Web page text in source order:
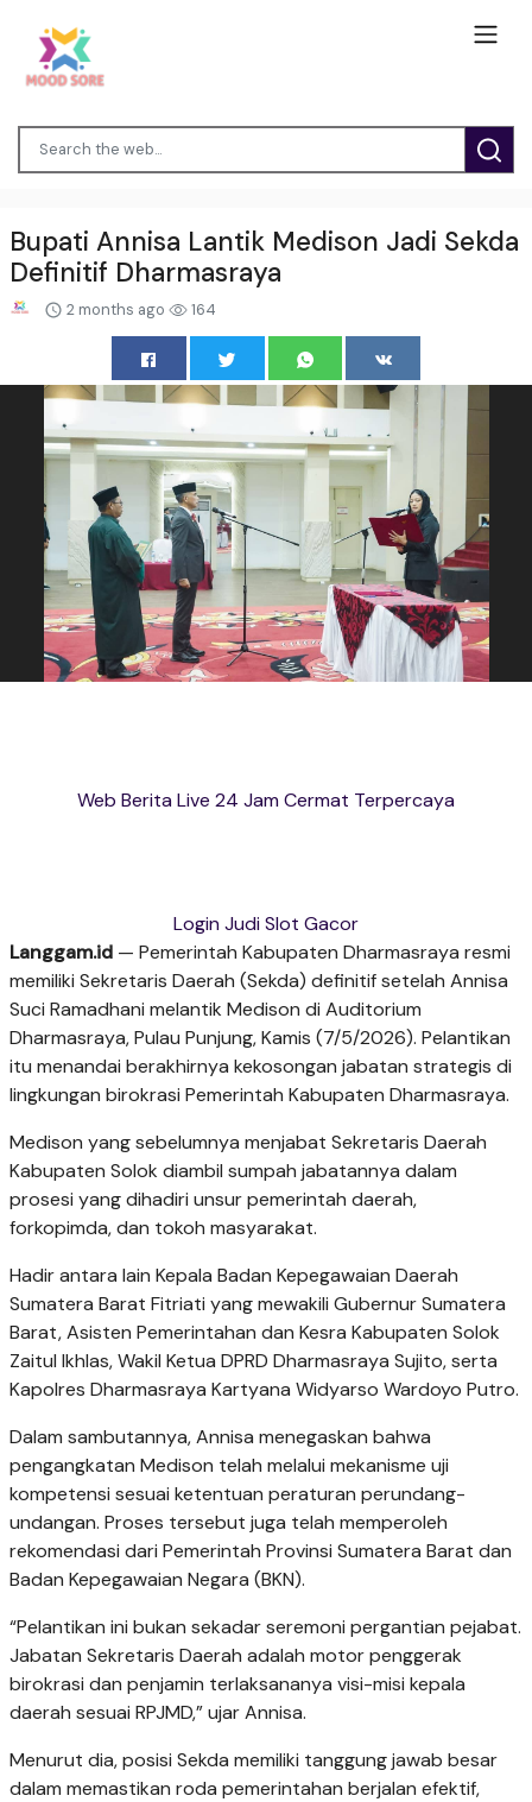
Bupati Annisa Lantik Medison Jadi Sekda
Definitif Dharmasraya
2 months ago 164
Web Berita Live 24 Jam Cermat Terpercaya
Login Judi Slot Gacor
Langgam.id — Pemerintah Kabupaten Dharmasraya resmi
memiliki Sekretaris Daerah (Sekda) definitif setelah Annisa
Suci Ramadhani melantik Medison di Auditorium
Dharmasraya, Pulau Punjung, Kamis (7/5/2026). Pelantikan
itu menandai berakhirnya kekosongan jabatan strategis di
lingkungan birokrasi Pemerintah Kabupaten Dharmasraya.
Medison yang sebelumnya menjabat Sekretaris Daerah
Kabupaten Solok diambil sumpah jabatannya dalam
prosesi yang dihadiri unsur pemerintah daerah,
forkopimda, dan tokoh masyarakat.
Hadir antara lain Kepala Badan Kepegawaian Daerah
Sumatera Barat Fitriati yang mewakili Gubernur Sumatera
Barat, Asisten Pemerintahan dan Kesra Kabupaten Solok
Zaitul Ikhlas, Wakil Ketua DPRD Dharmasraya Sujito, serta
Kapolres Dharmasraya Kartyana Widyarso Wardoyo Putro.
Dalam sambutannya, Annisa menegaskan bahwa
pengangkatan Medison telah melalui mekanisme uji
kompetensi sesuai ketentuan peraturan perundang-
undangan. Proses tersebut juga telah memperoleh
rekomendasi dari Pemerintah Provinsi Sumatera Barat dan
Badan Kepegawaian Negara (BKN).
“Pelantikan ini bukan sekadar seremoni pergantian pejabat.
Jabatan Sekretaris Daerah adalah motor penggerak
birokrasi dan penjamin terlaksananya visi-misi kepala
daerah sesuai RPJMD,” ujar Annisa.
Menurut dia, posisi Sekda memiliki tanggung jawab besar
dalam memastikan roda pemerintahan berjalan efektif,